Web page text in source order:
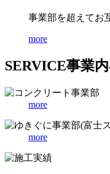
事業部を超えてお
more
SERVICE事業
more
more